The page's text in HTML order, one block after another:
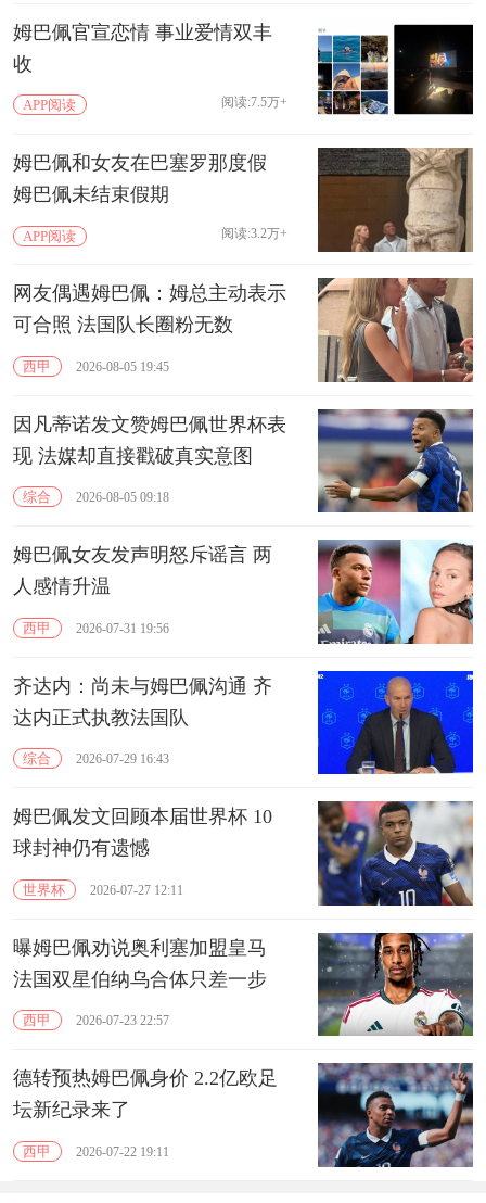
姆巴佩官宣恋情 事业爱情双丰
收
APP阅读 阅读:7.5万+
姆巴佩和女友在巴塞罗那度假
姆巴佩未结束假期
APP阅读 阅读:3.2万+
网友偶遇姆巴佩：姆总主动表示
可合照 法国队长圈粉无数
西甲 2026-08-05 19:45
因凡蒂诺发文赞姆巴佩世界杯表
现 法媒却直接戳破真实意图
综合 2026-08-05 09:18
姆巴佩女友发声明怒斥谣言 两
人感情升温
西甲 2026-07-31 19:56
齐达内：尚未与姆巴佩沟通 齐
达内正式执教法国队
综合 2026-07-29 16:43
姆巴佩发文回顾本届世界杯 10
球封神仍有遗憾
世界杯 2026-07-27 12:11
曝姆巴佩劝说奥利塞加盟皇马
法国双星伯纳乌合体只差一步
西甲 2026-07-23 22:57
德转预热姆巴佩身价 2.2亿欧足
坛新纪录来了
西甲 2026-07-22 19:11